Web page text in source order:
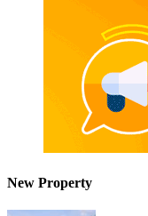
New Property